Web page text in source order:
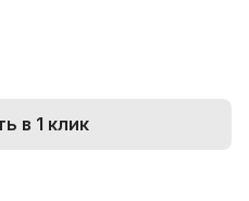
в 1 клик